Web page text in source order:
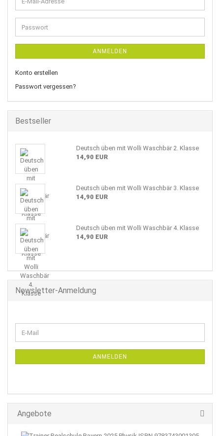
Mail-
Adresse
Passwort
ANMELDEN
Konto erstellen
Passwort vergessen?
Bestseller
Deutsch üben mit Wolli Waschbär 2. Klasse
14,90 EUR
Deutsch üben mit Wolli Waschbär 3. Klasse
14,90 EUR
Deutsch üben mit Wolli Waschbär 4. Klasse
14,90 EUR
Newsletter-Anmeldung
ZUR
E-
Mail
ANMELDEN
Angebote